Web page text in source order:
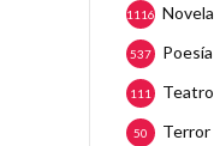
Novela
1116
Poesía
537
Teatro
111
Terror
50